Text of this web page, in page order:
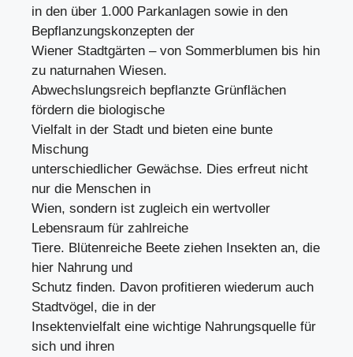
in den über 1.000 Parkanlagen sowie in den
Bepflanzungskonzepten der
Wiener Stadtgärten – von Sommerblumen bis hin
zu naturnahen Wiesen.
Abwechslungsreich bepflanzte Grünflächen
fördern die biologische
Vielfalt in der Stadt und bieten eine bunte
Mischung
unterschiedlicher Gewächse. Dies erfreut nicht
nur die Menschen in
Wien, sondern ist zugleich ein wertvoller
Lebensraum für zahlreiche
Tiere. Blütenreiche Beete ziehen Insekten an, die
hier Nahrung und
Schutz finden. Davon profitieren wiederum auch
Stadtvögel, die in der
Insektenvielfalt eine wichtige Nahrungsquelle für
sich und ihren